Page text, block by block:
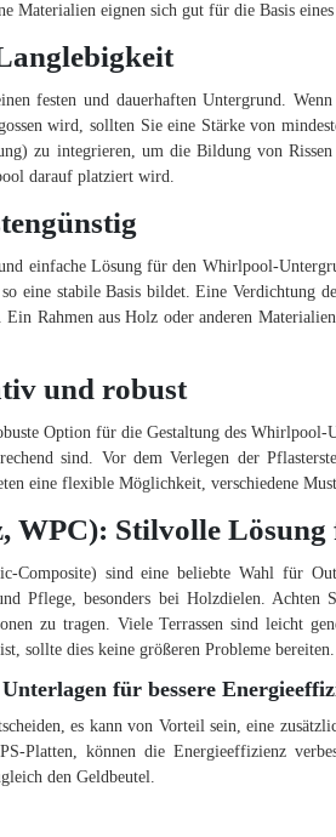
Materialien eignen sich gut für die Basis
festen und dauerhaften Untergrund.
wird, sollten Sie eine Stärke von
zu integrieren, um die Bildung von
darauf platziert wird.
einfache Lösung für den Whirlpool-
eine stabile Basis bildet. Eine Verdichtung
Rahmen aus Holz oder anderen
und robust
Option für die Gestaltung des
sind. Vor dem Verlegen der
eine flexible Möglichkeit, verschiedene
WPC): Stilvolle
Composite) sind eine beliebte Wahl für
Pflege, besonders bei Holzdielen.
zu tragen. Viele Terrassen sind leicht
sollte dies keine größeren Probleme bereiten.
für bessere
es kann von Vorteil sein, eine
Platten, können die Energieeffizienz
den Geldbeutel.